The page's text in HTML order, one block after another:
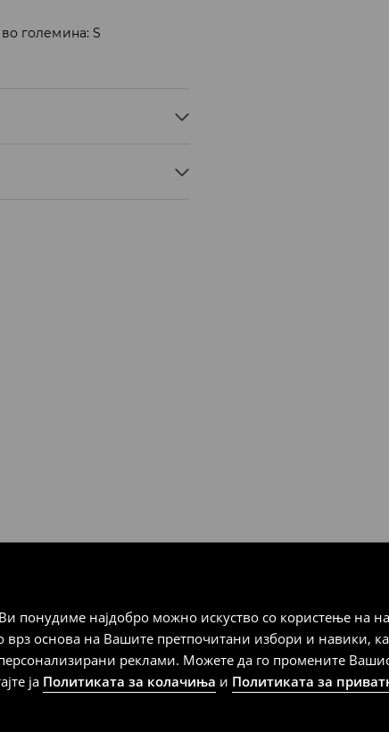
понудиме најдобро можно искуство со користење на
врз основа на Вашите претпочитани избори и навики,
реклами. Можете да го промените
ја Политиката за колачиња и Политиката за
големина: S
од тој датум да се
производи. Ако
тоа може да го
производот може да